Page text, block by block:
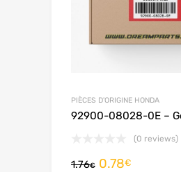
PIÈCES D'ORIGINE HONDA
92900-08028-0E –
(0 reviews)
1.76€ 0.78€